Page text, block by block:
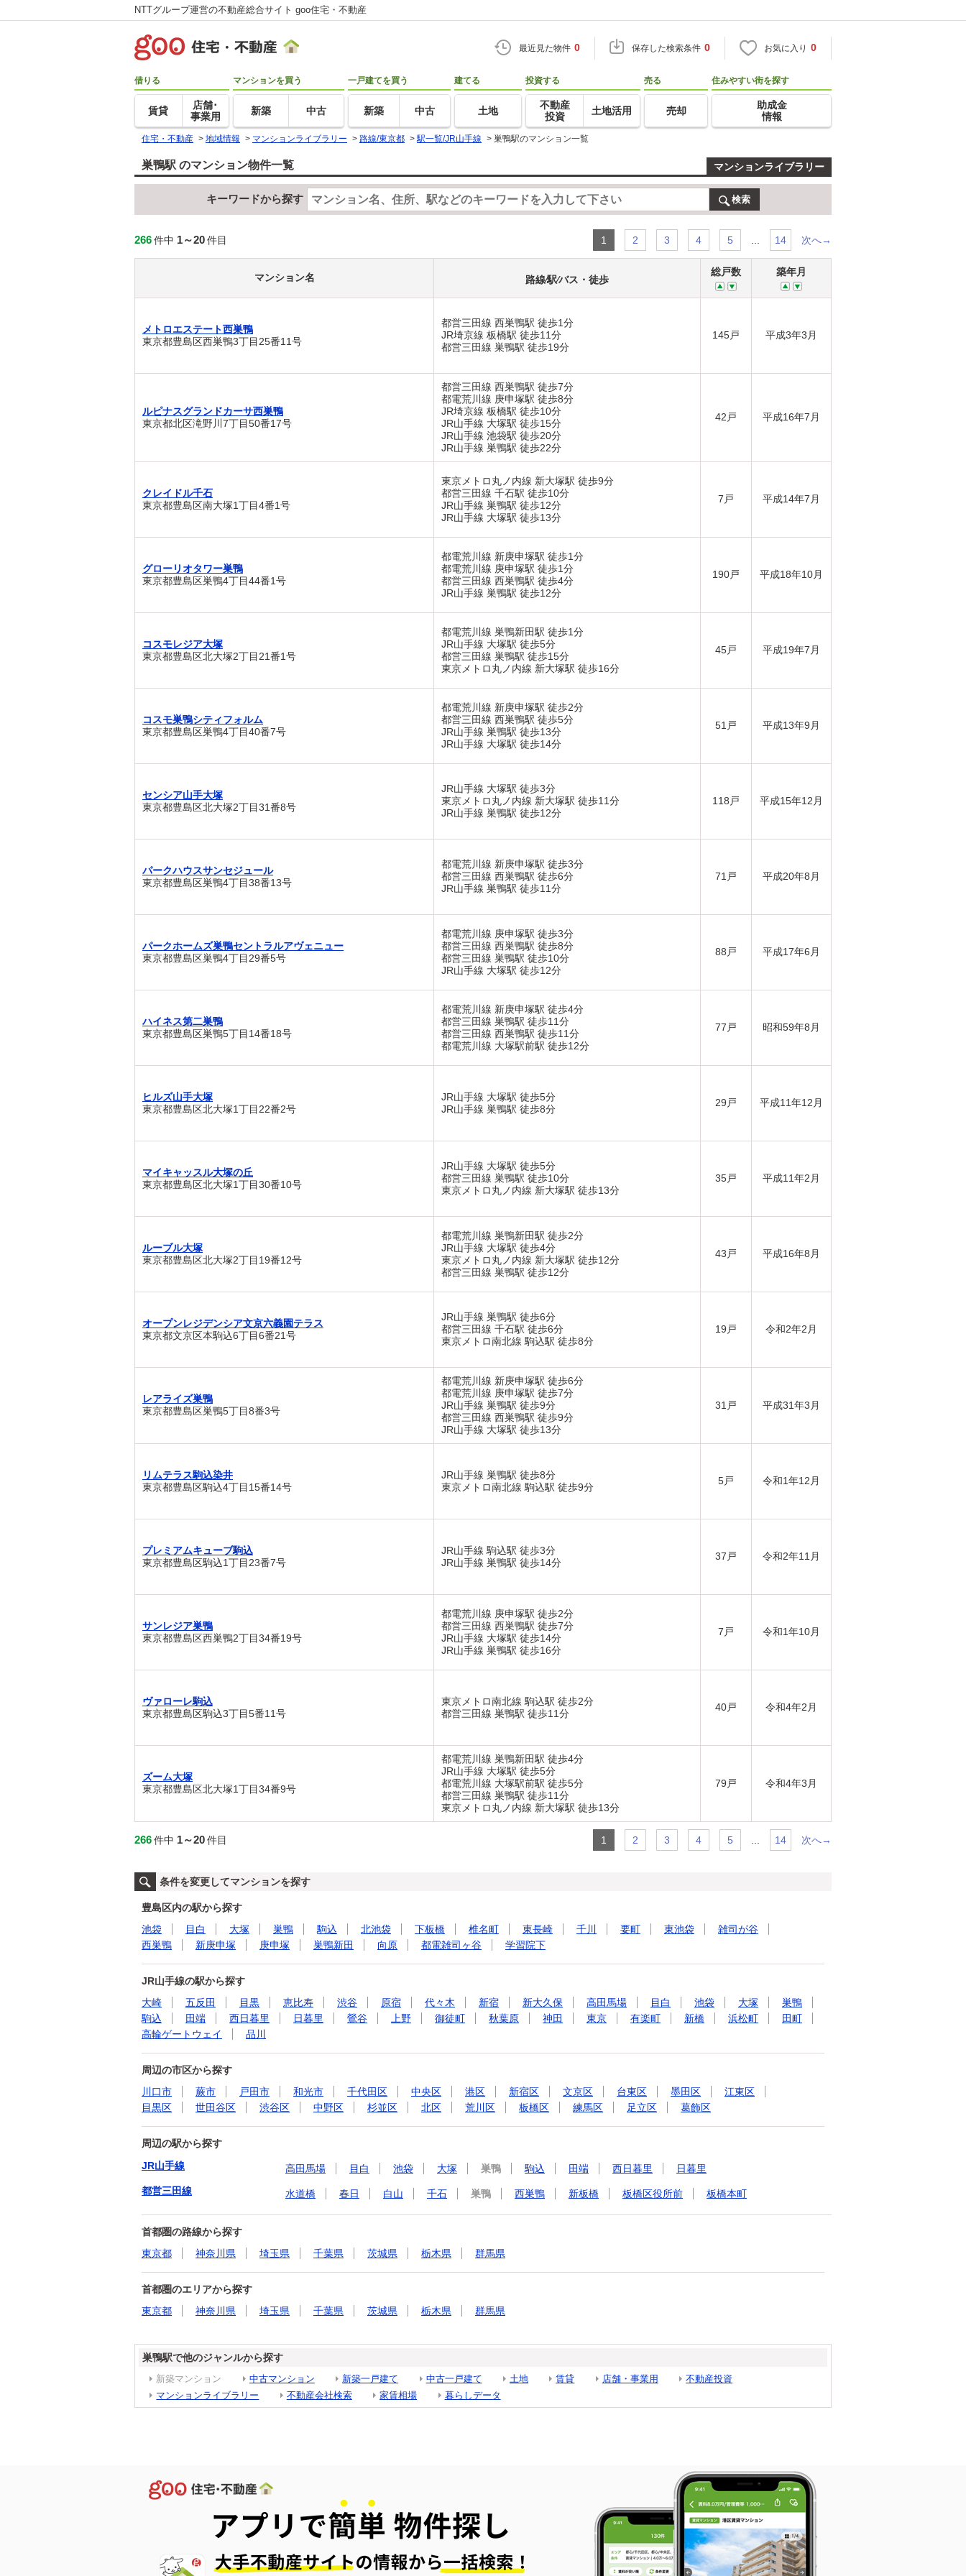
NTTグループ運営の不動産総合サイト goo住宅・不動産
最近見た物件 0 保存した検索条件 0 お気に入り 0
借りる
賃貸
店舗･
事業用
マンションを買う
新築 中古
一戸建てを買う
新築 中古
建てる
土地
投資する
不動産
投資
土地活用
売る
売却
住みやすい街を探す
助成金
情報
住宅・不動産 > 地域情報 > マンションライブラリー > 路線/東京都 > 駅一覧/JR山手線 > 巣鴨駅のマンション一覧
巣鴨駅 のマンション物件一覧 マンションライブラリー
キーワードから探す 検索
266件中 1～20件目 1 2 3 4 5 14 次へ→
マンション名 路線⁄駅⁄バス・徒歩
総戸数 築年月
メトロエステート西巣鴨
東京都豊島区西巣鴨3丁目25番11号
都営三田線 西巣鴨駅 徒歩1分
JR埼京線 板橋駅 徒歩11分
都営三田線 巣鴨駅 徒歩19分
145戸 平成3年3月
ルピナスグランドカーサ西巣鴨
東京都北区滝野川7丁目50番17号
都営三田線 西巣鴨駅 徒歩7分
都電荒川線 庚申塚駅 徒歩8分
JR埼京線 板橋駅 徒歩10分
JR山手線 大塚駅 徒歩15分
JR山手線 池袋駅 徒歩20分
JR山手線 巣鴨駅 徒歩22分
42戸 平成16年7月
クレイドル千石
東京都豊島区南大塚1丁目4番1号
東京メトロ丸ノ内線 新大塚駅 徒歩9分
都営三田線 千石駅 徒歩10分
JR山手線 巣鴨駅 徒歩12分
JR山手線 大塚駅 徒歩13分
7戸 平成14年7月
グローリオタワー巣鴨
東京都豊島区巣鴨4丁目44番1号
都電荒川線 新庚申塚駅 徒歩1分
都電荒川線 庚申塚駅 徒歩1分
都営三田線 西巣鴨駅 徒歩4分
JR山手線 巣鴨駅 徒歩12分
190戸 平成18年10月
コスモレジア大塚
東京都豊島区北大塚2丁目21番1号
都電荒川線 巣鴨新田駅 徒歩1分
JR山手線 大塚駅 徒歩5分
都営三田線 巣鴨駅 徒歩15分
東京メトロ丸ノ内線 新大塚駅 徒歩16分
45戸 平成19年7月
コスモ巣鴨シティフォルム
東京都豊島区巣鴨4丁目40番7号
都電荒川線 新庚申塚駅 徒歩2分
都営三田線 西巣鴨駅 徒歩5分
JR山手線 巣鴨駅 徒歩13分
JR山手線 大塚駅 徒歩14分
51戸 平成13年9月
センシア山手大塚
東京都豊島区北大塚2丁目31番8号
JR山手線 大塚駅 徒歩3分
東京メトロ丸ノ内線 新大塚駅 徒歩11分
JR山手線 巣鴨駅 徒歩12分
118戸 平成15年12月
パークハウスサンセジュール
東京都豊島区巣鴨4丁目38番13号
都電荒川線 新庚申塚駅 徒歩3分
都営三田線 西巣鴨駅 徒歩6分
JR山手線 巣鴨駅 徒歩11分
71戸 平成20年8月
パークホームズ巣鴨セントラルアヴェニュー
東京都豊島区巣鴨4丁目29番5号
都電荒川線 庚申塚駅 徒歩3分
都営三田線 西巣鴨駅 徒歩8分
都営三田線 巣鴨駅 徒歩10分
JR山手線 大塚駅 徒歩12分
88戸 平成17年6月
ハイネス第二巣鴨
東京都豊島区巣鴨5丁目14番18号
都電荒川線 新庚申塚駅 徒歩4分
都営三田線 巣鴨駅 徒歩11分
都営三田線 西巣鴨駅 徒歩11分
都電荒川線 大塚駅前駅 徒歩12分
77戸 昭和59年8月
ヒルズ山手大塚
東京都豊島区北大塚1丁目22番2号
JR山手線 大塚駅 徒歩5分
JR山手線 巣鴨駅 徒歩8分
29戸 平成11年12月
マイキャッスル大塚の丘
東京都豊島区北大塚1丁目30番10号
JR山手線 大塚駅 徒歩5分
都営三田線 巣鴨駅 徒歩10分
東京メトロ丸ノ内線 新大塚駅 徒歩13分
35戸 平成11年2月
ルーブル大塚
東京都豊島区北大塚2丁目19番12号
都電荒川線 巣鴨新田駅 徒歩2分
JR山手線 大塚駅 徒歩4分
東京メトロ丸ノ内線 新大塚駅 徒歩12分
都営三田線 巣鴨駅 徒歩12分
43戸 平成16年8月
オープンレジデンシア文京六義園テラス
東京都文京区本駒込6丁目6番21号
JR山手線 巣鴨駅 徒歩6分
都営三田線 千石駅 徒歩6分
東京メトロ南北線 駒込駅 徒歩8分
19戸 令和2年2月
レアライズ巣鴨
東京都豊島区巣鴨5丁目8番3号
都電荒川線 新庚申塚駅 徒歩6分
都電荒川線 庚申塚駅 徒歩7分
JR山手線 巣鴨駅 徒歩9分
都営三田線 西巣鴨駅 徒歩9分
JR山手線 大塚駅 徒歩13分
31戸 平成31年3月
リムテラス駒込染井
東京都豊島区駒込4丁目15番14号
JR山手線 巣鴨駅 徒歩8分
東京メトロ南北線 駒込駅 徒歩9分
5戸 令和1年12月
プレミアムキューブ駒込
東京都豊島区駒込1丁目23番7号
JR山手線 駒込駅 徒歩3分
JR山手線 巣鴨駅 徒歩14分
37戸 令和2年11月
サンレジア巣鴨
東京都豊島区西巣鴨2丁目34番19号
都電荒川線 庚申塚駅 徒歩2分
都営三田線 西巣鴨駅 徒歩7分
JR山手線 大塚駅 徒歩14分
JR山手線 巣鴨駅 徒歩16分
7戸 令和1年10月
ヴァローレ駒込
東京都豊島区駒込3丁目5番11号
東京メトロ南北線 駒込駅 徒歩2分
都営三田線 巣鴨駅 徒歩11分
40戸 令和4年2月
ズーム大塚
東京都豊島区北大塚1丁目34番9号
都電荒川線 巣鴨新田駅 徒歩4分
JR山手線 大塚駅 徒歩5分
都電荒川線 大塚駅前駅 徒歩5分
都営三田線 巣鴨駅 徒歩11分
東京メトロ丸ノ内線 新大塚駅 徒歩13分
79戸 令和4年3月
266件中 1～20件目 1 2 3 4 5 14 次へ→
条件を変更してマンションを探す
豊島区内の駅から探す
池袋
目白 大塚 巣鴨 駒込 北池袋 下板橋 椎名町 東長崎 千川 要町 東池袋
雑司が谷
西巣鴨
新庚申塚 庚申塚 巣鴨新田 向原 都電雑司ヶ谷 学習院下
JR山手線の駅から探す
大崎
五反田 目黒 恵比寿 渋谷 原宿 代々木 新宿 新大久保 高田馬場 目白 池袋 大塚
巣鴨
駒込
田端 西日暮里 日暮里 鶯谷 上野 御徒町 秋葉原 神田 東京 有楽町 新橋 浜松町
田町
高輪ゲートウェイ
品川
周辺の市区から探す
川口市
蕨市 戸田市 和光市 千代田区 中央区 港区 新宿区 文京区 台東区 墨田区
江東区
目黒区
世田谷区 渋谷区 中野区 杉並区 北区 荒川区 板橋区 練馬区 足立区 葛飾区
周辺の駅から探す
JR山手線
高田馬場 目白 池袋 大塚 巣鴨 駒込 田端 西日暮里
日暮里
都営三田線
水道橋 春日 白山 千石 巣鴨 西巣鴨 新板橋 板橋区役所前 板橋本町
首都圏の路線から探す
東京都
神奈川県 埼玉県 千葉県 茨城県 栃木県 群馬県
首都圏のエリアから探す
東京都
神奈川県 埼玉県 千葉県 茨城県 栃木県 群馬県
巣鴨駅で他のジャンルから探す
新築マンション 中古マンション 新築一戸建て 中古一戸建て 土地 賃貸 店舗・事業用
不動産投資
マンションライブラリー
不動産会社検索 家賃相場 暮らしデータ